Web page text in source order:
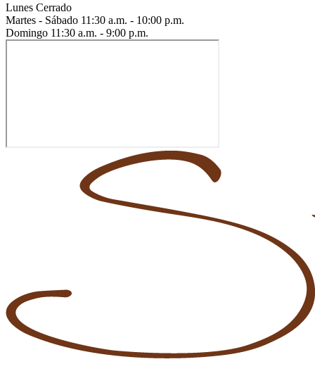
Lunes Cerrado
Martes - Sábado 11:30 a.m. - 10:00 p.m.
Domingo 11:30 a.m. - 9:00 p.m.